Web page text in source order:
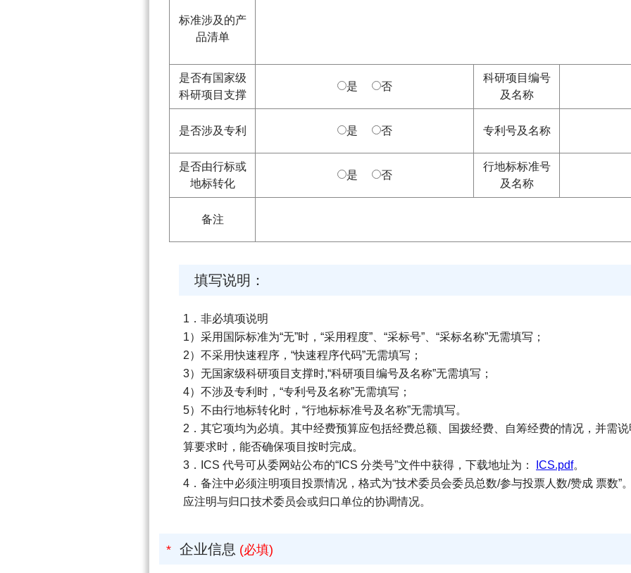
标准涉及的产
品清单
是否有国家级
科研项目支撑
是 否
科研项目编号
及名称
是否涉及专利 是 否 专利号及名称
是否由行标或
地标转化
是 否
行地标标准号
及名称
备注
填写说明：
1．非必填项说明
1）采用国际标准为“无”时，“采用程度”、“采标号”、“采标名称”无需填写；
2）不采用快速程序，“快速程序代码”无需填写；
3）无国家级科研项目支撑时,“科研项目编号及名称”无需填写；
4）不涉及专利时，“专利号及名称”无需填写；
5）不由行地标转化时，“行地标标准号及名称”无需填写。
2．其它项均为必填。其中经费预算应包括经费总额、国拨经费、自筹经费的情况，并需
算要求时，能否确保项目按时完成。
3．ICS 代号可从委网站公布的“ICS 分类号”文件中获得，下载地址为：
ICS.pdf。
4．备注中必须注明项目投票情况，格式为“技术委员会委员总数/参与投票人数/赞成 票数”
应注明与归口技术委员会或归口单位的协调情况。
* 企业信息 (必填)